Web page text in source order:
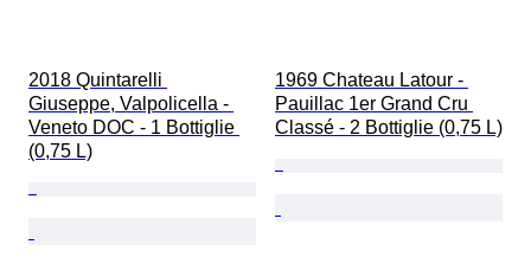
2018 Quintarelli
Giuseppe, Valpolicella -
Veneto DOC - 1 Bottiglie
(0,75 L)
1969 Chateau Latour -
Pauillac 1er Grand Cru
Classé - 2 Bottiglie (0,75 L)